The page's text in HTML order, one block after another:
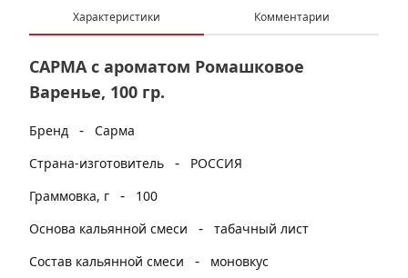
Характеристики Комментарии
САРМА с ароматом Ромашковое
Варенье, 100 гр.
Бренд -
Сарма
Страна-изготовитель
-
РОССИЯ
Граммовка, г
-
100
Основа кальянной смеси
- табачный лист
Состав кальянной смеси
-
моновкус